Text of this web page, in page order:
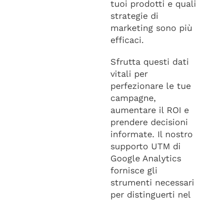
tuoi prodotti e quali
strategie di
marketing sono più
efficaci.
Sfrutta questi dati
vitali per
perfezionare le tue
campagne,
aumentare il ROI e
prendere decisioni
informate. Il nostro
supporto UTM di
Google Analytics
fornisce gli
strumenti necessari
per distinguerti nel